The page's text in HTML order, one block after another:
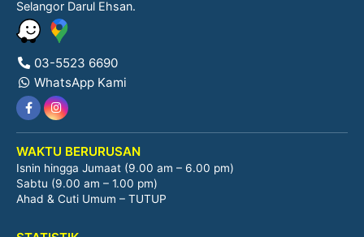
Selangor Darul Ehsan.
03-5523 6690
WhatsApp Kami
WAKTU BERURUSAN
Isnin hingga Jumaat (9.00 am – 6.00 pm)
Sabtu (9.00 am – 1.00 pm)
Ahad & Cuti Umum – TUTUP